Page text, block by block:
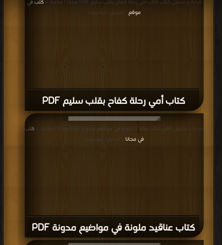
كتاب أمي رحلة كفاح بقلب سليم PDF
قراءة و تحميل كتاب كتاب أمي رحلة كفاح بقلب سليم PDF مجانا | مكتبة >
كتب في
موقع
| التحميل : مرة/مرات
كتاب عناقيد ملونة في مواضيع مدونة PDF
قراءة و تحميل كتاب كتاب عناقيد ملونة في مواضيع مدونة PDF مجانا | مكتبة >
كتب
في مجانا | التحميل : مرة/مرات